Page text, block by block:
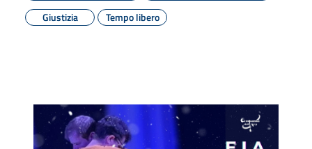
Giustizia
Tempo libero